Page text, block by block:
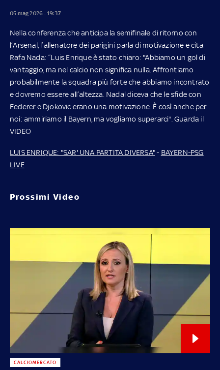
05 mag 2026 - 19:37
Nella conferenza che anticipa la semifinale di ritorno con
l’Arsenal, l’allenatore dei parigini parla di motivazione e cita
Rafa Nada: “Luis Enrique è stato chiaro: "Abbiamo un gol di
vantaggio, ma nel calcio non significa nulla. Affrontiamo
probabilmente la squadra più forte che abbiamo incontrato
e dovremo essere all’altezza. Nadal diceva che le sfide con
Federer e Djokovic erano una motivazione. È così anche per
noi: ammiriamo il Bayern, ma vogliamo superarci". Guarda il
VIDEO
LUIS ENRIQUE: "SAR' UNA PARTITA DIVERSA"- BAYERN-PSG
LIVE
Prossimi Video
CALCIOMERCATO